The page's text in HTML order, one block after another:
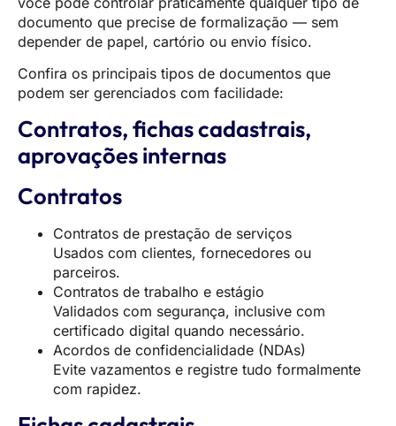
documento que precise de formalização — sem
depender de papel, cartório ou envio físico.
Confira os principais tipos de documentos que
podem ser gerenciados com facilidade:
Contratos, fichas cadastrais,
aprovações internas
Contratos
Contratos de prestação de serviços
Usados com clientes, fornecedores ou
parceiros.
Contratos de trabalho e estágio
Validados com segurança, inclusive com
certificado digital quando necessário.
Acordos de confidencialidade (NDAs)
Evite vazamentos e registre tudo formalmente
com rapidez.